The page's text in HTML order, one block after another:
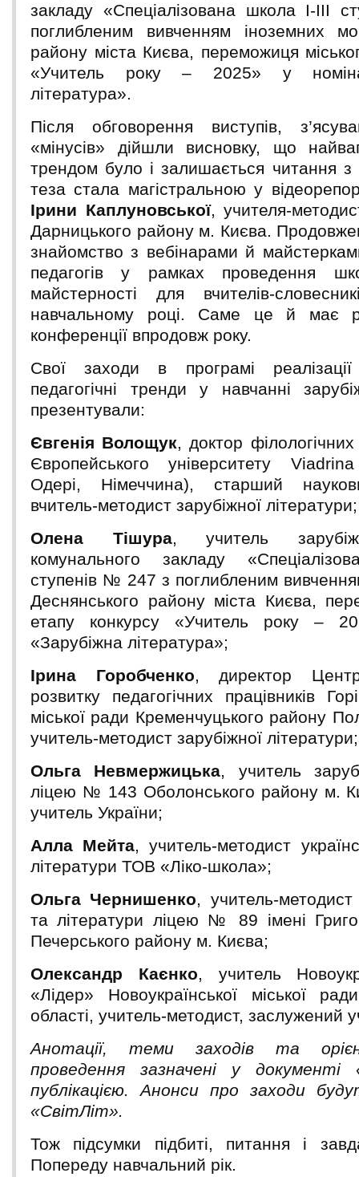
закладу «Спеціалізована школа І-
поглибленим вивченням іноземних
району міста Києва, переможиця
«Учитель року – 2025» у
література».
Після обговорення виступів,
«мінусів» дійшли висновку, що
трендом було і залишається читання
теза стала магістральною у
Ірини Каплуновської, учителя-
Дарницького району м. Києва.
знайомство з вебінарами й
педагогів у рамках проведення
майстерності для вчителів-
навчальному році. Саме це й має
конференції впродовж року.
Свої заходи в програмі
педагогічні тренди у навчанні
презентували:
Євгенія Волощук, доктор
Європейського університету
Одері, Німеччина), старший
вчитель-методист зарубіжної літератури;
Олена Тішура, учитель
комунального закладу
ступенів № 247 з поглибленим
Деснянського району міста Києва,
етапу конкурсу «Учитель року –
«Зарубіжна література»;
Ірина Горобченко, директор
розвитку педагогічних працівників
міської ради Кременчуцького району
учитель-методист зарубіжної літератури;
Ольга Невмержицька, учитель
ліцею № 143 Оболонського району м.
учитель України;
Алла Мейта, учитель-методист
літератури ТОВ «Ліко-школа»;
Ольга Чернишенко, учитель-методист
та літератури ліцею № 89 імені
Печерського району м. Києва;
Олександр Каєнко, учитель
«Лідер» Новоукраїнської міської
області, учитель-методист, заслужений
Анотації, теми заходів та
проведення зазначені у документі
публікацією. Анонси про заходи
«СвітЛіт».
Тож підсумки підбиті, питання і
Попереду навчальний рік.